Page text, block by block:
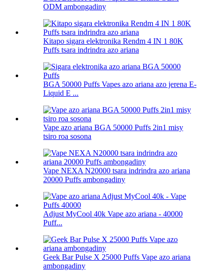
ODM ambongadiny
Kitapo sigara elektronika Rendm 4 IN 1 80K
Puffs tsara indrindra azo ariana
BGA 50000 Puffs Vapes azo ariana azo jerena E-
Liquid E ...
Vape azo ariana BGA 50000 Puffs 2in1 misy
tsiro roa sosona
Vape NEXA N20000 tsara indrindra azo ariana
20000 Puffs ambongadiny
Adjust MyCool 40k Vape azo ariana - 40000
Puff...
Geek Bar Pulse X 25000 Puffs Vape azo ariana
ambongadiny